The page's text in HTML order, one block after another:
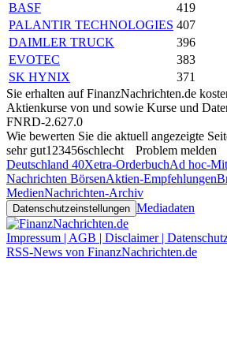
BASF
419
PALANTIR TECHNOLOGIES 407
DAIMLER TRUCK
396
EVOTEC
383
SK HYNIX
371
Sie erhalten auf FinanzNachrichten.de
Aktienkurse von und sowie Kurse und
FNRD-2.627.0
Wie bewerten Sie die aktuell angezeigte
sehr gut1 23456schlecht
Problem melden
Deutschland 40Xetra-OrderbuchAd hoc-
Nachrichten BörsenAktien-Empfehlungen
MedienNachrichten-Archiv
Datenschutzeinstellungen Mediadaten
Impressum | AGB | Disclaimer |
RSS-News von FinanzNachrichten.de